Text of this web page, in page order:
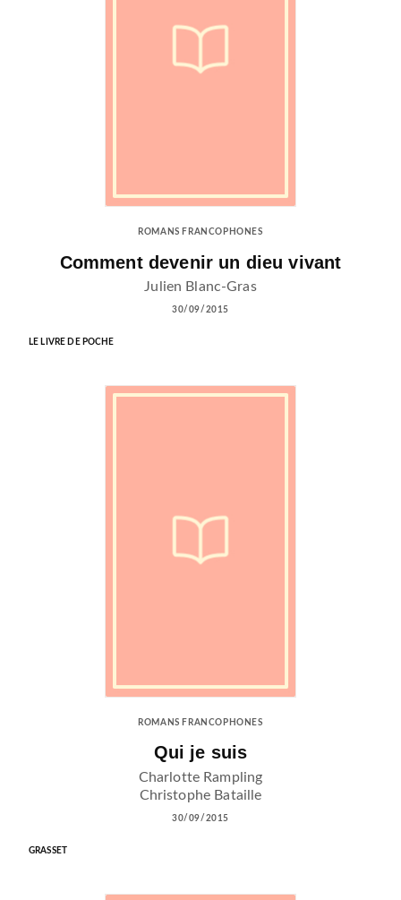
ROMANS FRANCOPHONES
Comment devenir un dieu vivant
Julien Blanc-Gras
30/09/2015
LE LIVRE DE POCHE
ROMANS FRANCOPHONES
Qui je suis
Charlotte Rampling
Christophe Bataille
30/09/2015
GRASSET